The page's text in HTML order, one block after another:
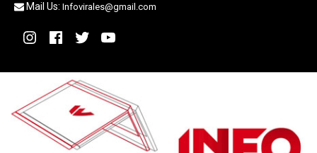
Mail Us: Infovirales@gmail.com